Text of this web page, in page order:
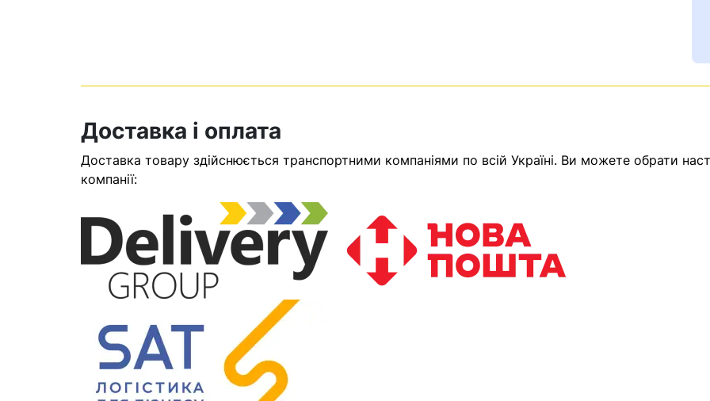
У кошику немає товарів.
Оператор зв’яжеться з
найближчим часом
Доставка і оплата
Доставка товару здійснюється транспортними компаніями по всій Україні. Ви можете обрати
компанії: